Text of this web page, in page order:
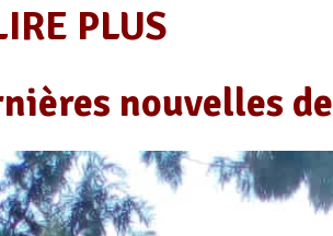
PLUS
nouvelles